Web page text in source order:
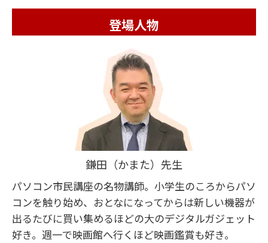
登場人物
鎌田（かまた）先生
パソコン市民講座の名物講師。小学生のころからパソ
コンを触り始め、おとなになってからは新しい機器が
出るたびに買い集めるほどの大のデジタルガジェット
好き。週一で映画館へ行くほど映画鑑賞も好き。